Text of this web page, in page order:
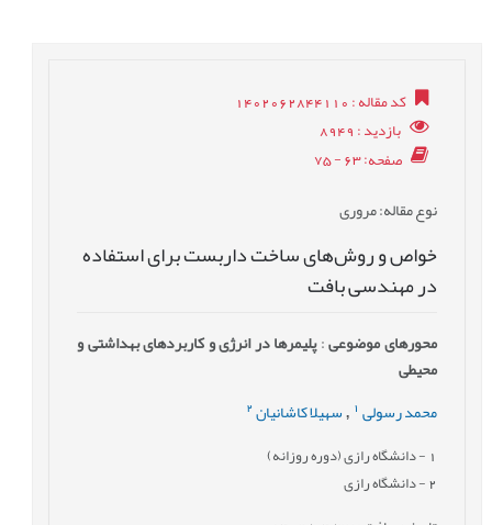
کد مقاله: 1402062844110
بازدید: 8949
صفحه: 63 - 75
نوع مقاله: مروری
خواص و روش‌های ساخت داربست‌ برای استفاده
در مهندسی بافت
محورهای موضوعی:پلیمرها در انرژی و کاربردهای بهداشتی و
محیطی
محمد رسولی , سهیلا کاشانیان 2
- دانشگاه رازی (دوره روزانه)
2- دانشگاه رازی